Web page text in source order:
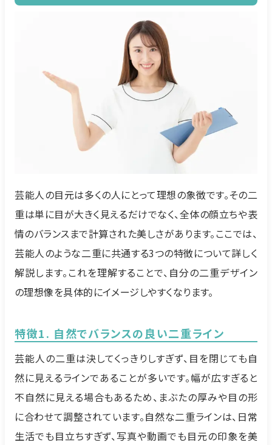
芸能人の目元は多くの人にとって理想の象徴です。その二
重は単に目が大きく見えるだけでなく、全体の顔立ちや表
情のバランスまで計算された美しさがあります。ここでは、
芸能人のような二重に共通する3つの特徴について詳しく
解説します。これを理解することで、自分の二重デザイン
の理想像を具体的にイメージしやすくなります。
特徴1. 自然でバランスの良い二重ライン
芸能人の二重は決してくっきりしすぎず、目を閉じても自
然に見えるラインであることが多いです。幅が広すぎると
不自然に見える場合もあるため、まぶたの厚みや目の形
に合わせて調整されています。自然な二重ラインは、日常
生活でも目立ちすぎず、写真や動画でも目元の印象を美